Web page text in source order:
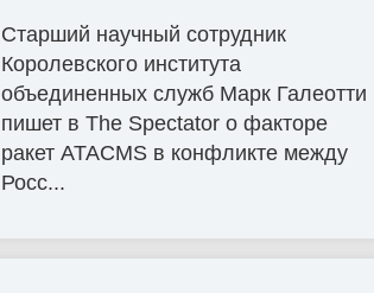
Старший научный сотрудник
Королевского института
объединенных служб Марк Галеотти
пишет в The Spectator о факторе
ракет ATACMS в конфликте между
Росс...